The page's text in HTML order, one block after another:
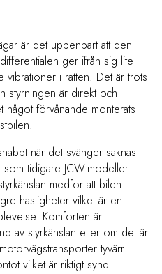
är det uppenbart att den
ger ifrån sig lite
vibrationer i ratten. Det är trots
styrningen är direkt och
förvånande monterats
när det svänger saknas
tidigare JCW-modeller
medför att bilen
hastigheter vilket är en
Komforten är
av styrkänslan eller om det är
tyvärr
vilket är riktigt synd.